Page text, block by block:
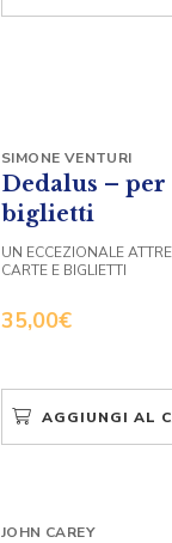
Dedalus –
biglietti
35,00€
SIMONE VENTURI
UN ECCEZIONALE
CARTE E BIGLIETTI
AGGIUNGI AL
JOHN CAREY